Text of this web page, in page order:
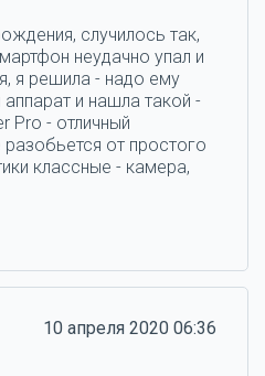
случилось так,
неудачно упал и
я решила - надо ему
и нашла такой -
Pro - отличный
от простого
классные - камера,
10 апреля 2020 06:36